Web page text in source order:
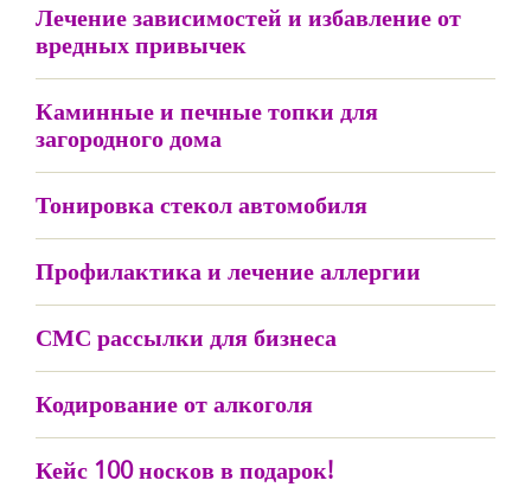
Лечение зависимостей и избавление от
вредных привычек
Каминные и печные топки для
загородного дома
Тонировка стекол автомобиля
Профилактика и лечение аллергии
СМС рассылки для бизнеса
Кодирование от алкоголя
Кейс 100 носков в подарок!